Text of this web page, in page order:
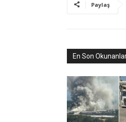
Paylaş
En Son